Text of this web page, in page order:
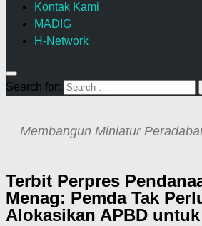
Kontak Kami
MADIG
H-Network
Search for:
Membangun Miniatur
Terbit Perpres
Menag: Pemda Tak
Alokasikan APBD